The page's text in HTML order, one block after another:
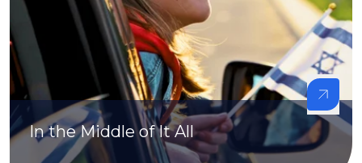
In the Middle of It All